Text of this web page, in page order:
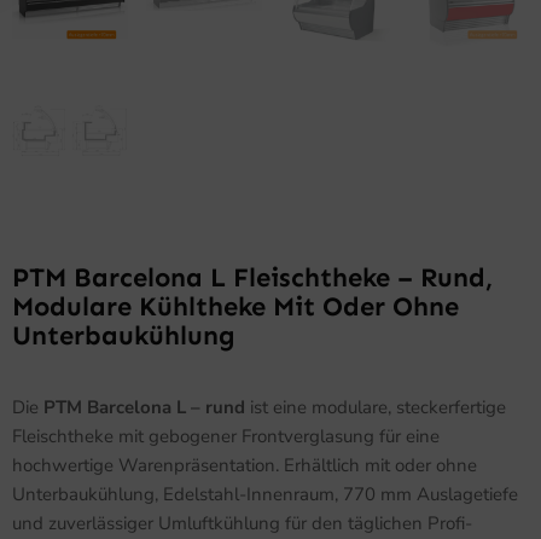
PTM Barcelona L Fleischtheke – Rund,
Modulare Kühltheke Mit Oder Ohne
Unterbaukühlung
Die PTM Barcelona L – rund ist eine modulare, steckerfertige
Fleischtheke mit gebogener Frontverglasung für eine
hochwertige Warenpräsentation. Erhältlich mit oder ohne
Unterbaukühlung, Edelstahl-Innenraum, 770 mm Auslagetiefe
und zuverlässiger Umluftkühlung für den täglichen Profi-